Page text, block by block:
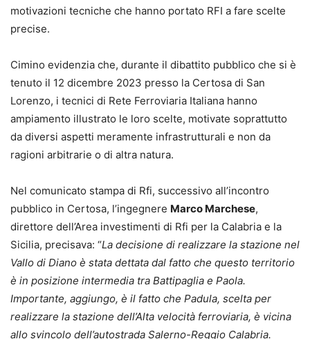
motivazioni tecniche che hanno portato RFI a fare scelte
precise.
Cimino evidenzia che, durante il dibattito pubblico che si è
tenuto il 12 dicembre 2023 presso la Certosa di San
Lorenzo, i tecnici di Rete Ferroviaria Italiana hanno
ampiamento illustrato le loro scelte, motivate soprattutto
da diversi aspetti meramente infrastrutturali e non da
ragioni arbitrarie o di altra natura.
Nel comunicato stampa di Rfi, successivo all’incontro
pubblico in Certosa, l’ingegnere Marco Marchese,
direttore dell’Area investimenti di Rfi per la Calabria e la
Sicilia, precisava: “La decisione di realizzare la stazione nel
Vallo di Diano è stata dettata dal fatto che questo territorio
è in posizione intermedia tra Battipaglia e Paola.
Importante, aggiungo, è il fatto che Padula, scelta per
realizzare la stazione dell’Alta velocità ferroviaria, è vicina
allo svincolo dell’autostrada Salerno-Reggio Calabria.